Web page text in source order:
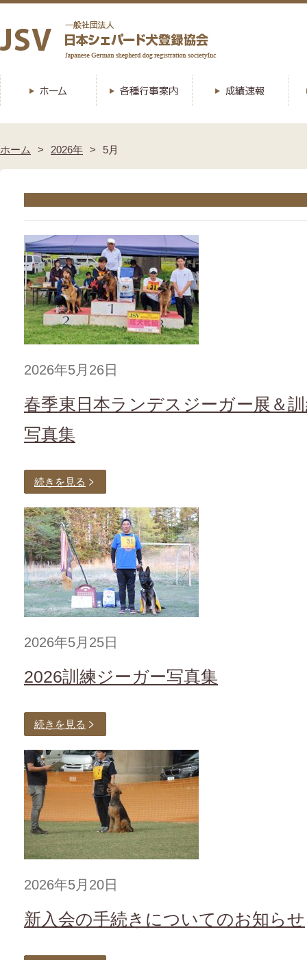
ホーム 2026年 5月
2026年5月26日
春季東日本ランデスジーガー展＆
写真集
続きを見る
2026年5月25日
2026訓練ジーガー写真集
続きを見る
2026年5月20日
新入会の手続きについてのお知らせ